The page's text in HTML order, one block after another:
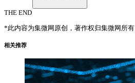
THE END
*此内容为集微网原创，著作权归集微网所
相关推荐